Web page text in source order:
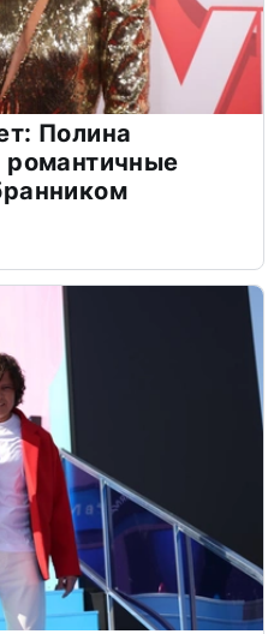
Полина
романтичные